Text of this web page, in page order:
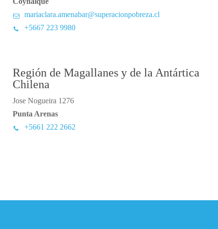
mariaclara.amenabar@superacionpobreza.cl
+5667 223 9980
Región de Magallanes y de la Antártica
Chilena
Jose Nogueira 1276
Punta Arenas
+5661 222 2662